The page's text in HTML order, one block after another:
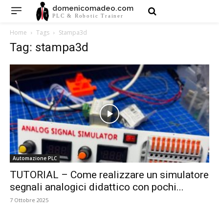
domenicomadeo.com
PLC & Robotic Trainer
Home Tags Stampa3d
Tag: stampa3d
Automazione PLC
TUTORIAL – Come realizzare un simulatore
segnali analogici didattico con pochi...
7 Ottobre 2025